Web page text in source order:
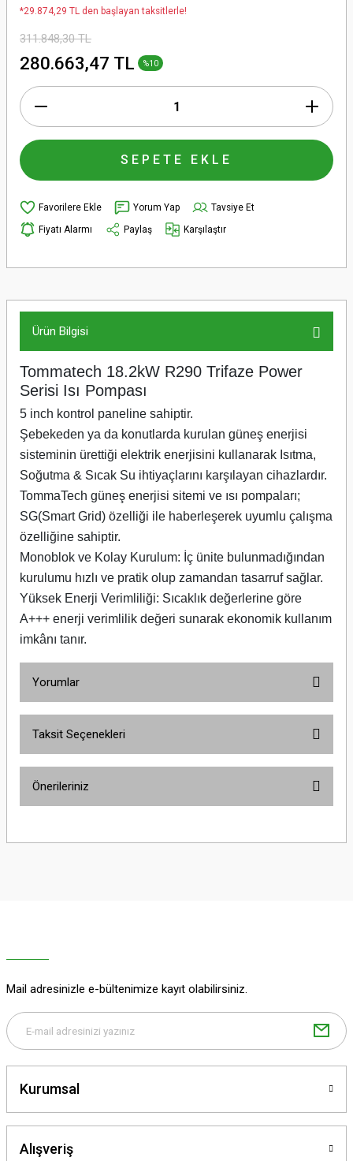
*29.874,29 TL den başlayan taksitlerle!
311.848,30 TL
280.663,47 TL %10
SEPETE EKLE
Yorum Yap
Tavsiye Et
Fiyatı Alarmı
Paylaş Karşılaştır
Ürün Bilgisi
Tommatech 18.2kW R290 Trifaze Power
Serisi Isı Pompası
5 inch kontrol paneline sahiptir.
Şebekeden ya da konutlarda kurulan güneş enerjisi
sisteminin ürettiği elektrik enerjisini kullanarak Isıtma,
Soğutma & Sıcak Su ihtiyaçlarını karşılayan cihazlardır.
TommaTech güneş enerjisi sitemi ve ısı pompaları;
SG(Smart Grid) özelliği ile haberleşerek uyumlu çalışma
özelliğine sahiptir.
Monoblok ve Kolay Kurulum: İç ünite bulunmadığından
kurulumu hızlı ve pratik olup zamandan tasarruf sağlar.
Yüksek Enerji Verimliliği: Sıcaklık değerlerine göre
A+++ enerji verimlilik değeri sunarak ekonomik kullanım
imkânı tanır.
Yorumlar
Taksit Seçenekleri
Önerileriniz
yetersiz gördüğünüz noktaları öneri formunu kullanarak tarafımıza
Bu ürüne benzer farklı alternatifler olmalı.
Mail adresinizle e-bültenimize kayıt olabilirsiniz.
Kurumsal
Alışveriş